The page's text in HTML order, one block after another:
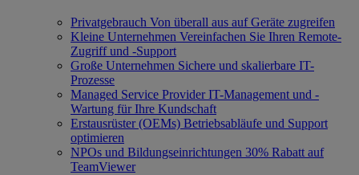
Privatgebrauch Von überall aus auf Geräte zugreifen
Kleine Unternehmen Vereinfachen Sie Ihren Remote-
Zugriff und -Support
Große Unternehmen Sichere und skalierbare IT-
Prozesse
Managed Service Provider IT-Management und -
Wartung für Ihre Kundschaft
Erstausrüster (OEMs) Betriebsabläufe und Support
optimieren
NPOs und Bildungseinrichtungen 30% Rabatt auf
TeamViewer